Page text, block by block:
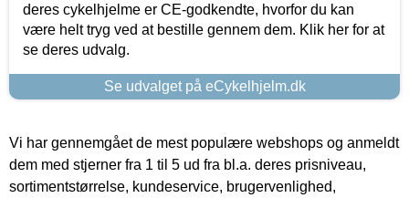
deres cykelhjelme er CE-godkendte, hvorfor du kan
være helt tryg ved at bestille gennem dem. Klik her for at
se deres udvalg.
Se udvalget på eCykelhjelm.dk
Vi har gennemgået de mest populære webshops og anmeldt
dem med stjerner fra 1 til 5 ud fra bl.a. deres prisniveau,
sortimentstørrelse, kundeservice, brugervenlighed,